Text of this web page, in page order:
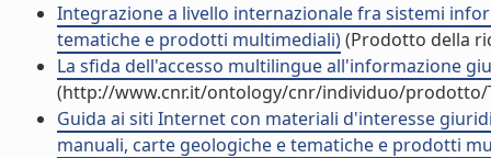
Integrazione a livello internazionale fra sistemi
tematiche e prodotti multimediali)(Prodotto della
La sfida dell'accesso multilingue all'informazione
(http://www.cnr.it/ontology/cnr/individuo/prodotto/
Guida ai siti Internet con materiali d'interesse
manuali, carte geologiche e tematiche e prodotti